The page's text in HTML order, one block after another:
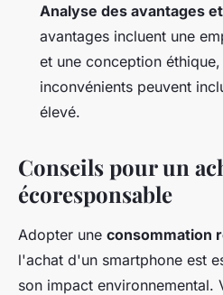
Analyse des avantages
avantages incluent une
et une conception
inconvénients peuvent
élevé.
Conseils pour un
écoresponsable
Adopter une consommation
l'achat d'un smartphone est
son impact environnemental.